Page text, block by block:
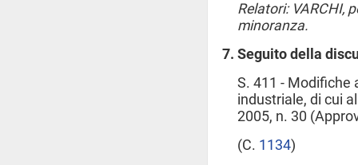
Relatori: VARCHI,
minoranza.
Seguito della
S. 411 - Modifiche
industriale, di cui
2005, n. 30
(C. 1134​)